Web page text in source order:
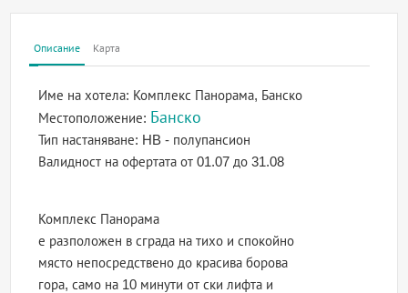
Описание Карта
Име на хотела: Комплекс Панорама, Банско
Местоположение: Банско
Тип настаняване: HB - полупансион
Валидност на офертатаот 01.07 до 31.08
Комплекс Панорама
е разположен в сграда на тихо и спокойно
място непосредствено до красива борова
гора, само на 10 минути от ски лифта и